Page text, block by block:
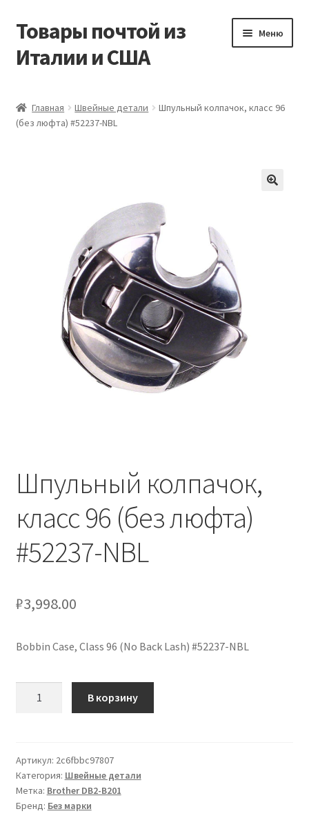
Перейти
навигации
Перейти
содержимому
Товары почтой из
Италии и США
Меню
Контакты
Оформление заказа
Главная Швейные детали
Шпульный колпачок, класс 96
(без люфта) #52237-NBL
Шпульный колпачок,
класс 96 (без люфта)
#52237-NBL
₽3,998.00
Bobbin Case, Class 96 (No Back Lash) #52237-NBL
класс
96
(без
люфта)
В корзину
Артикул: 2c6fbbc97807
Категория: Швейные детали
Метка: Brother DB2-B201
Бренд: Без марки